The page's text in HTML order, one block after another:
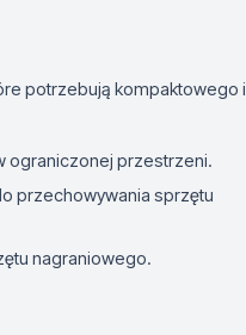
potrzebują kompaktowego i
ograniczonej przestrzeni.
przechowywania sprzętu
nagraniowego.